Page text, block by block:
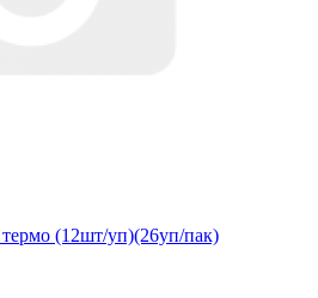
(12шт/уп)(26уп/пак)